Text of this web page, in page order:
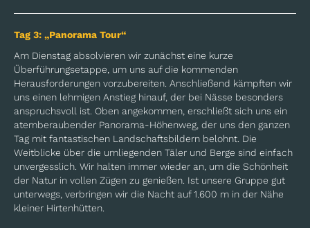
Tag 3: „Panorama Tour“
Am Dienstag absolvieren wir zunächst eine kurze
Überführungsetappe, um uns auf die kommenden
Herausforderungen vorzubereiten. Anschließend kämpften wir
uns einen lehmigen Anstieg hinauf, der bei Nässe besonders
anspruchsvoll ist. Oben angekommen, erschließt sich uns ein
atemberaubender Panorama-Höhenweg, der uns den ganzen
Tag mit fantastischen Landschaftsbildern belohnt. Die
Weitblicke über die umliegenden Täler und Berge sind einfach
unvergesslich. Wir halten immer wieder an, um die Schönheit
der Natur in vollen Zügen zu genießen. Ist unsere Gruppe gut
unterwegs, verbringen wir die Nacht auf 1.600 m in der Nähe
kleiner Hirtenhütten.